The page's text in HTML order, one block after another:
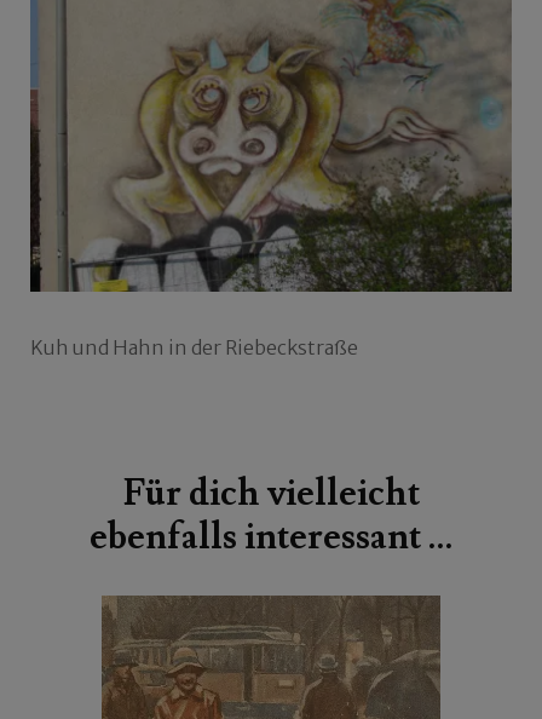
Kuh und Hahn in der Riebeckstraße
Für dich vielleicht
ebenfalls interessant …